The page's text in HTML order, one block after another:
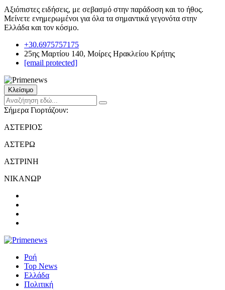
Αξιόπιστες ειδήσεις, με σεβασμό στην παράδοση και το ήθος.
Μείνετε ενημερωμένοι για όλα τα σημαντικά γεγονότα στην
Ελλάδα και τον κόσμο.
+30.6975757175
25ης Μαρτίου 140, Μοίρες Ηρακλείου Κρήτης
[email protected]
Κλείσιμο
Σήμερα Γιορτάζουν:
ΑΣΤΕΡΙΟΣ
ΑΣΤΕΡΩ
ΑΣΤΡΙΝΗ
ΝΙΚΑΝΩΡ
Ροή
Top News
Ελλάδα
Πολιτική